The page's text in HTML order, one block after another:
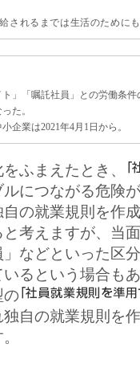
されるまでは生活のために
ト」「嘱託社員」との労働条
た。
企業は2021年4月1日から。
ふまえたとき、
につながる危険
の就業規則を作
考えますが、当
」などといった区
るという場合も
の
自の就業規則を